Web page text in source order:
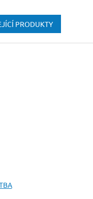
PRODUKTY